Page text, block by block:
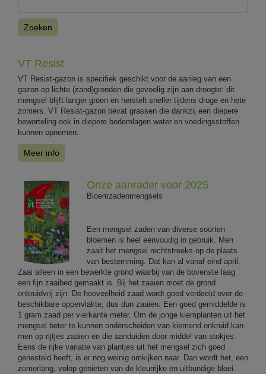
Zoeken
VT Resist
VT Resist-gazon is specifiek geschikt voor de aanleg van een
gazon op lichte (zand)gronden die gevoelig zijn aan droogte: dit
mengsel blijft langer groen en herstelt sneller tijdens droge en hete
zomers. VT Resist-gazon bevat grassen die dankzij een diepere
beworteling ook in diepere bodemlagen water en voedingsstoffen
kunnen opnemen.
Meer info
Onze aanrader voor 2025
Bloemzadenmengsels
Een mengsel zaden van diverse soorten
bloemen is heel eenvoudig in gebruik. Men
zaait het mengsel rechtstreeks op de plaats
van bestemming. Dat kan al vanaf eind april.
Zaai alleen in een bewerkte grond waarbij van de bovenste laag
een fijn zaaibed gemaakt is. Bij het zaaien moet de grond
onkruidvrij zijn. De hoeveelheid zaad wordt goed verdeeld over de
beschikbare oppervlakte, dus dun zaaien. Een goed gemiddelde is
1 gram zaad per vierkante meter. Om de jonge kiemplanten uit het
mengsel beter te kunnen onderscheiden van kiemend onkruid kan
men op rijtjes zaaien en die aanduiden door middel van stokjes.
Eens de rijke variatie van plantjes uit het mengsel zich goed
genesteld heeft, is er nog weinig omkijken naar. Dan wordt het, een
zomerlang, volop genieten van de kleurrijke en uitbundige bloei